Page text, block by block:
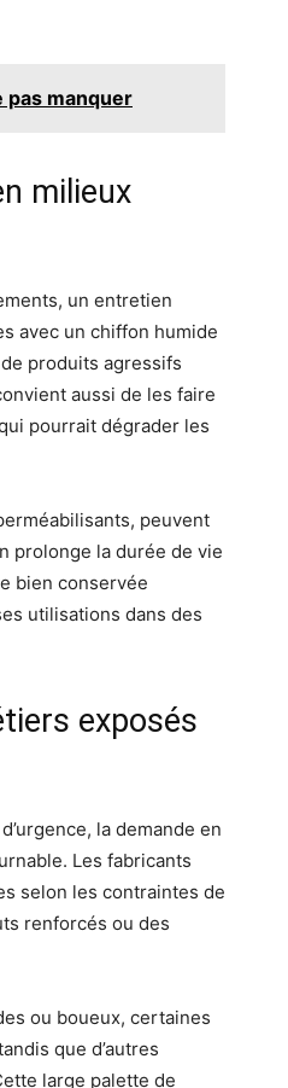
pas manquer
milieux
un entretien
avec un chiffon humide
produits agressifs
aussi de les faire
pourrait dégrader les
peuvent
prolonge la durée de vie
bien conservée
utilisations dans des
exposés
la demande en
Les fabricants
selon les contraintes de
renforcés ou des
ou boueux, certaines
que d’autres
large palette de